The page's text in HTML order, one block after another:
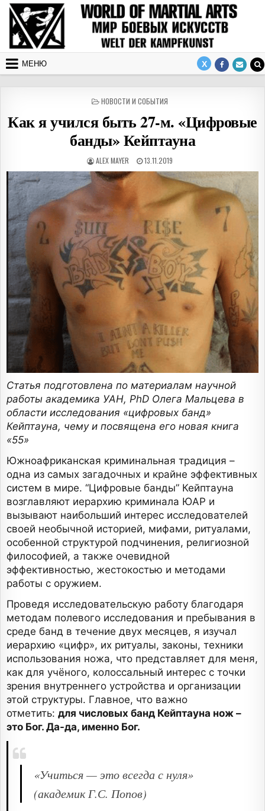
Перейти к содержимому
МЕНЮ
ОПУБЛИКОВАНО В
НОВОСТИ И СОБЫТИЯ
Как я учился быть 27-м. «Цифровые
банды» Кейптауна
АВТОР:
ALEX MAYER ДАТА ПУБЛИКАЦИИ:
13.11.2019
Статья подготовлена по материалам научной
работы академика УАН, PhD Олега Мальцева в
области исследования «цифровых банд»
Кейптауна, чему и посвящена его новая книга
«55»
Южноафриканская криминальная традиция –
одна из самых загадочных и крайне эффективных
систем в мире. “Цифровые банды” Кейптауна
возглавляют иерархию криминала ЮАР и
вызывают наибольший интерес исследователей
своей необычной историей, мифами, ритуалами,
особенной структурой подчинения, религиозной
философией, а также очевидной
эффективностью, жестокостью и методами
работы с оружием.
Проведя исследовательскую работу благодаря
методам полевого исследования и пребывания в
среде банд в течение двух месяцев, я изучал
иерархию «цифр», их ритуалы, законы, техники
использования ножа, что представляет для меня,
как для учёного, колоссальный интерес с точки
зрения внутреннего устройства и организации
этой структуры. Главное, что важно
отметить: для числовых банд Кейптауна нож –
это Бог. Да-да, именно Бог.
«Учиться — это всегда с нуля»
(академик Г.С. Попов)